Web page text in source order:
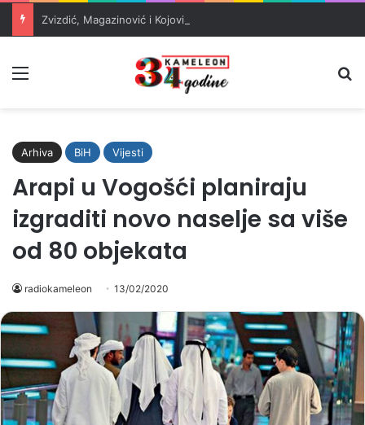
Arhiva BiH Vijesti
Arapi u Vogošći planiraju
izgraditi novo naselje sa više
od 80 objekata
radiokameleon 13/02/2020